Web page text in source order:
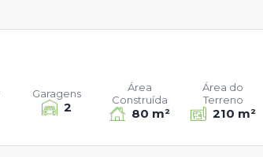
2
Garagens
80 m²
Área
Construída
210 m²
Área do
Terreno